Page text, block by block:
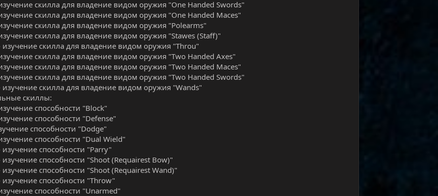
скилла для владение видом оружия "One Handed Swords"
скилла для владение видом оружия "One Handed Maces"
скилла для владение видом оружия "Polearms"
скилла для владение видом оружия "Stawes (Staff)"
изучение скилла для владение видом оружия "Throu"
скилла для владение видом оружия "Two Handed Axes"
скилла для владение видом оружия "Two Handed Maces"
скилла для владение видом оружия "Two Handed Swords"
изучение скилла для владение видом оружия "Wands"
скиллы:
способности "Block"
способности "Defense"
способности "Dodge"
способности "Dual Wield"
способности "Parry"
способности "Shoot (Requairest Bow)"
способности "Shoot (Requairest Wand)"
изучение способности "Throw"
способности "Unarmed"